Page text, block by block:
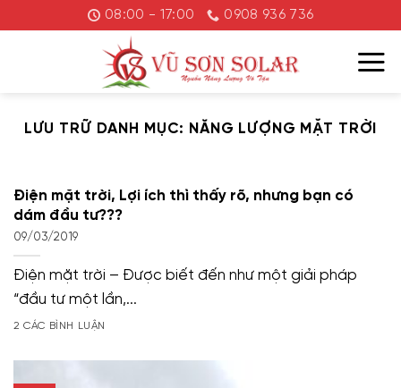
đến
08:00 - 17:00 0908 936 736
LƯU TRỮ DANH MỤC: NĂNG LƯỢNG MẶT TRỜI
Điện mặt trời, Lợi ích thì thấy rõ, nhưng bạn có
dám đầu tư???
09/03/2019
Điện mặt trời – Được biết đến như một giải pháp
“đầu tư một lần,...
2 CÁC BÌNH LUẬN